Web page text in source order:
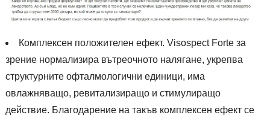
Комплексен положителен ефект. Visospect Forte за
зрение нормализира вътреочното налягане, укрепва
структурните офталмологични единици, има
овлажняващо, ревитализиращо и стимулиращо
действие. Благодарение на такъв комплексен ефект се